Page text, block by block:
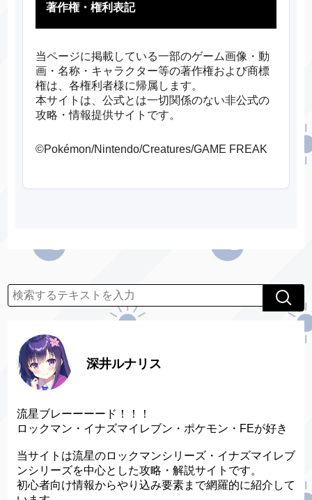
著作権・権利表記
当ページに掲載している一部のゲーム画像・動
画・名称・キャラクター等の著作権および商標
権は、各権利者様に帰属します。
本サイトは、公式とは一切関係のない非公式の
攻略・情報提供サイトです。
©Pokémon/Nintendo/Creatures/GAME FREAK
深井ルナリス
流星ブレーーーード！！！
ロックマン・イナズマイレブン・ポケモン・FEが好き
当サイトは流星のロックマンシリーズ・イナズマイレブ
ンシリーズを中心とした攻略・解説サイトです。
初心者向け情報からやり込み要素まで網羅的に紹介して